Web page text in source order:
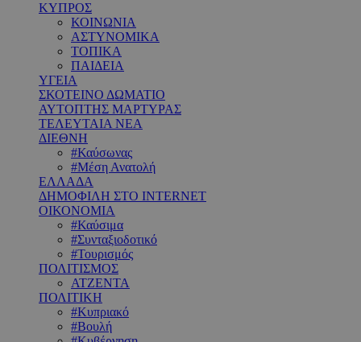
ΚΥΠΡΟΣ
ΚΟΙΝΩΝΙΑ
ΑΣΤΥΝΟΜΙΚΑ
ΤΟΠΙΚΑ
ΠΑΙΔΕΙΑ
ΥΓΕΙΑ
ΣΚΟΤΕΙΝΟ ΔΩΜΑΤΙΟ
ΑΥΤΟΠΤΗΣ ΜΑΡΤΥΡΑΣ
ΤΕΛΕΥΤΑΙΑ ΝΕΑ
ΔΙΕΘΝΗ
#Καύσωνας
#Μέση Ανατολή
ΕΛΛΑΔΑ
ΔΗΜΟΦΙΛΗ ΣΤΟ INTERNET
ΟΙΚΟΝΟΜΙΑ
#Καύσιμα
#Συνταξιοδοτικό
#Τουρισμός
ΠΟΛΙΤΙΣΜΟΣ
ΑΤΖΕΝΤΑ
ΠΟΛΙΤΙΚΗ
#Κυπριακό
#Βουλή